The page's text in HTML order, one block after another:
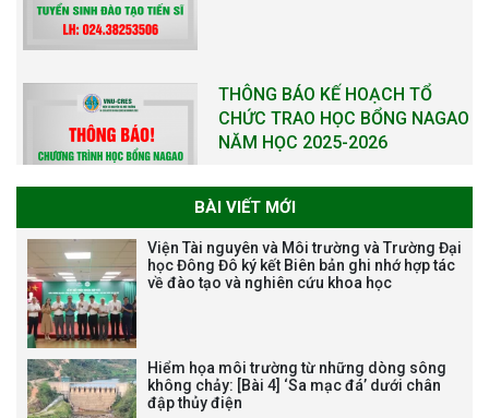
VIỆN (1985-2025) VÀ ĐÓN
NHẬN HUÂN CHƯƠNG LAO
ĐỘNG HẠNG BA
Tạm dừng công tác tuyển dụng
viên chức, người lao động các
vị trí việc làm chức danh nghề
BÀI VIẾT MỚI
Viện Tài nguyên và Môi trường và Trường Đại
học Đông Đô ký kết Biên bản ghi nhớ hợp tác
về đào tạo và nghiên cứu khoa học
Hiểm họa môi trường từ những dòng sông
không chảy: [Bài 4] ‘Sa mạc đá’ dưới chân
đập thủy điện